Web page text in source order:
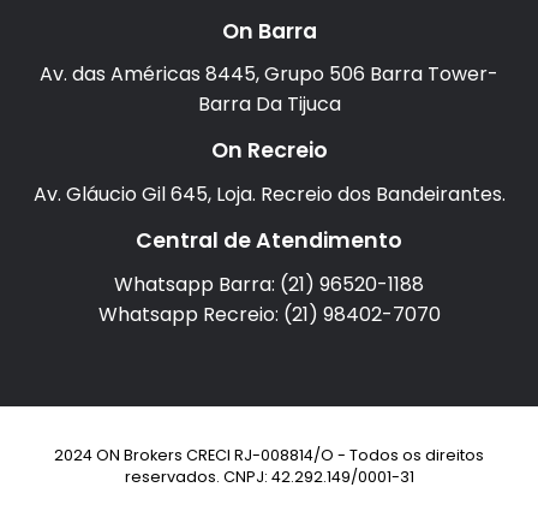
On Barra
Av. das Américas 8445, Grupo 506 Barra Tower-
Barra Da Tijuca
On Recreio
Av. Gláucio Gil 645, Loja. Recreio dos Bandeirantes.
Central de Atendimento
Whatsapp Barra: (21) 96520-1188
Whatsapp Recreio: (21) 98402-7070
2024 ON Brokers CRECI RJ-008814/O - Todos os direitos
reservados. CNPJ: 42.292.149/0001-31